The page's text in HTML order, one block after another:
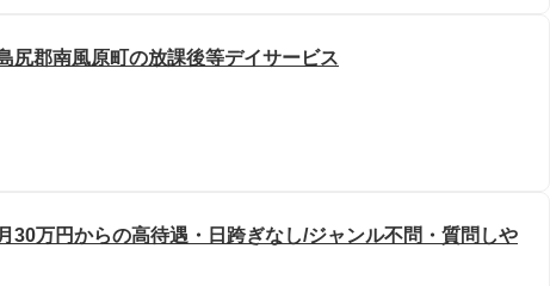
尻郡南風原町の放課後等デイサービス
30万円からの高待遇・日跨ぎなし/ジャンル不問・質問しや